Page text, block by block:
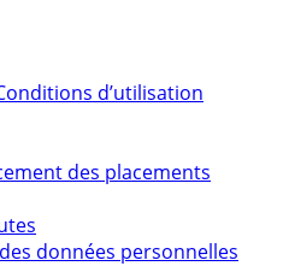
d’utilisation
des placements